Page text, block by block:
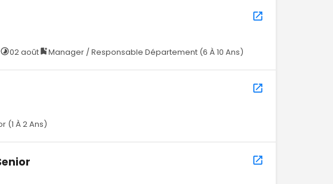
02 août Manager / Responsable Département (6 À 10 Ans)
(1 À 2 Ans)